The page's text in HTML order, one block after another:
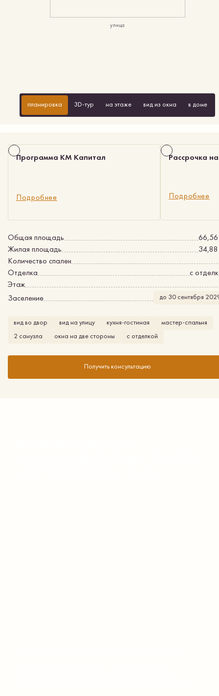
планировка 3D-тур на этаже вид из окна в доме
улица
Общая площадь
66,56
Жилая площадь
34,88
Количество спален
Отделка
с
Этаж
Заселение
до 30 сентября
Программа КМ Капитал
Подробнее
Рассрочка
Подробнее
вид во двор вид на улицу кухня-гостиная мастер-спальня
2 санузла окна на две стороны с отделкой
Получить консультацию